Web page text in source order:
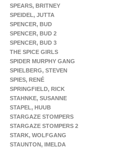
SPEARS, BRITNEY
SPEIDEL, JUTTA
SPENCER, BUD
SPENCER, BUD 2
SPENCER, BUD 3
THE SPICE GIRLS
SPIDER MURPHY GANG
SPIELBERG, STEVEN
SPIES, RENÉ
SPRINGFIELD, RICK
STAHNKE, SUSANNE
STAPEL, HUUB
STARGAZE STOMPERS
STARGAZE STOMPERS 2
STARK, WOLFGANG
STAUNTON, IMELDA